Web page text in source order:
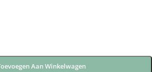
Aan Winkelwagen